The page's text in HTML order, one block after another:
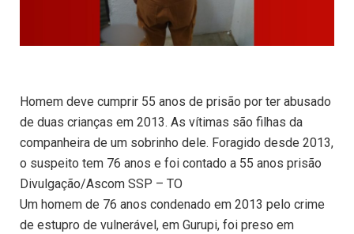
Homem deve cumprir 55 anos de prisão por ter abusado
de duas crianças em 2013. As vítimas são filhas da
companheira de um sobrinho dele. Foragido desde 2013,
o suspeito tem 76 anos e foi contado a 55 anos prisão
Divulgação/Ascom SSP – TO
Um homem de 76 anos condenado em 2013 pelo crime
de estupro de vulnerável, em Gurupi, foi preso em